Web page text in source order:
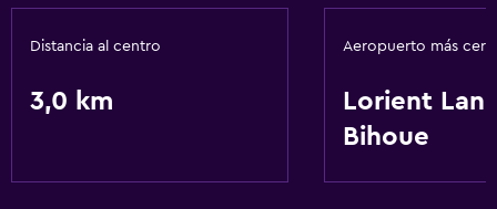
Distancia al centro
3,0 km
Aeropuerto más
Lorient
Bihoue